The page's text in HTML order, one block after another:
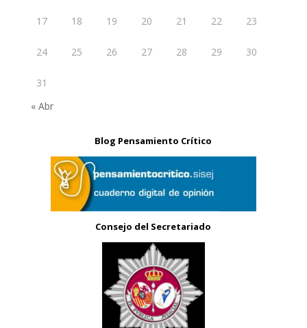
17 18 19 20 21 22 23
24 25 26 27 28 29 30
31
« Abr
Blog Pensamiento Crítico
Consejo del Secretariado